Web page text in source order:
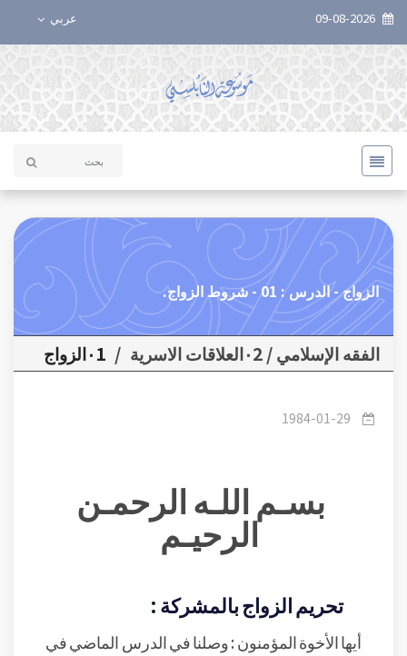
عربي
الزواج - الدرس : 01 - شروط الزواج.
الفقه الإسلامي / ٠2العلاقات الاسرية / ٠1الزواج
1984-01-29
بسـم اللـه الرحمـن
الرحيـم
تحريم الزواج بالمشركة :
أيها الأخوة المؤمنون : وصلنا في الدرس الماضي في